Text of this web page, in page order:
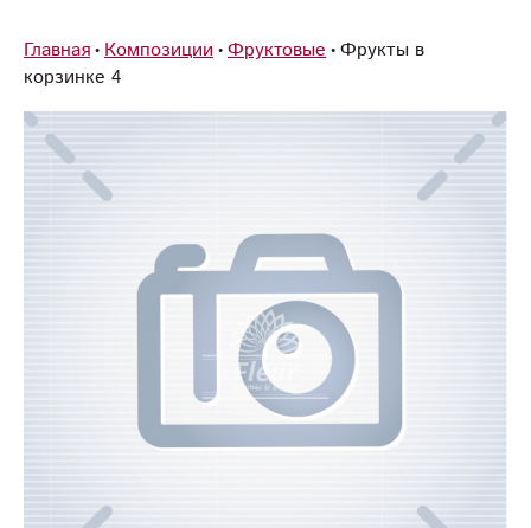
Главная Композиции Фруктовые Фрукты в
корзинке 4